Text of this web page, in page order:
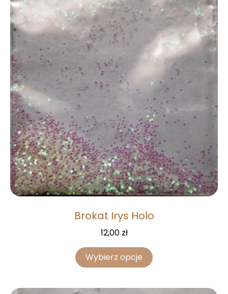
Brokat Irys Holo
12,00 zł
Wybierz opcje